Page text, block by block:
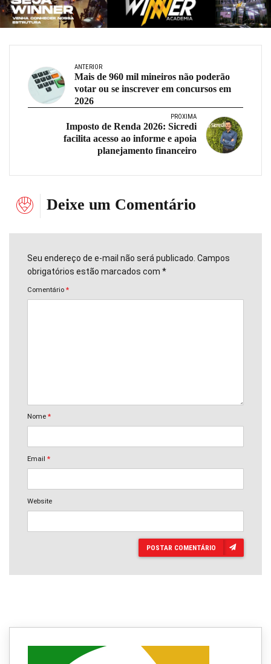
ANTERIOR
Mais de 960 mil mineiros não poderão
votar ou se inscrever em concursos em
2026
PRÓXIMA
Imposto de Renda 2026: Sicredi
facilita acesso ao informe e apoia
planejamento financeiro
Deixe um Comentário
Seu endereço de e-mail não será publicado. Campos
obrigatórios estão marcados com *
Comentário *
Nome *
Email *
Website
POSTAR COMENTÁRIO